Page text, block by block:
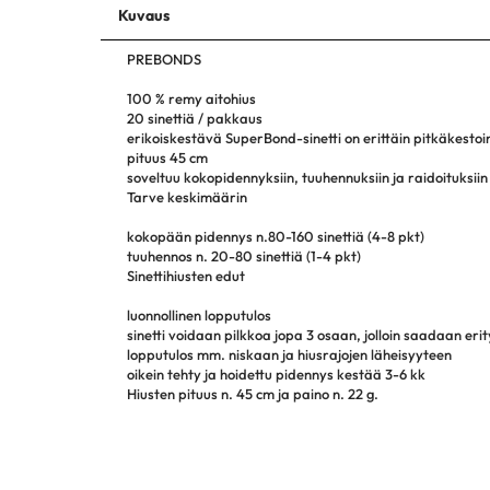
Kuvaus
PREBONDS
100 % remy aitohius
20 sinettiä / pakkaus
erikoiskestävä SuperBond-sinetti on erittäin
pituus 45 cm
soveltuu kokopidennyksiin, tuuhennuksiin ja raidoituksiin
Tarve keskimäärin
kokopään pidennys n.80-160 sinettiä (4-8 pkt)
tuuhennos n. 20-80 sinettiä (1-4 pkt)
Sinettihiusten edut
luonnollinen lopputulos
sinetti voidaan pilkkoa jopa 3 osaan, jolloin saadaan
lopputulos mm. niskaan ja hiusrajojen läheisyyteen
oikein tehty ja hoidettu pidennys kestää 3-6 kk
Hiusten pituus n. 45 cm ja paino n. 22 g.